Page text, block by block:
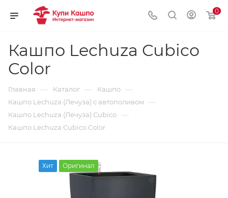
0
Кашпо Lechuza Cubico
Color
Главная — Каталог — Кашпо —
Кашпо Lechuza (Лечуза) с автополивом —
Кашпо Lechuza (Лечуза) Cubico —
Кашпо Lechuza Cubico Color
Хит Оригинал